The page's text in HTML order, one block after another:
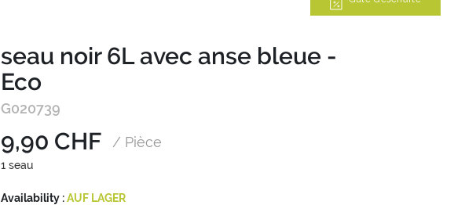
seau noir 6L avec anse bleue -
Eco
G020739
9,90 CHF / Pièce
1 seau
Availability :AUF LAGER